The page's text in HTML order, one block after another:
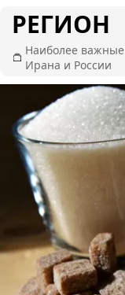
РЕГИОН
Наиболее
Ирана и России